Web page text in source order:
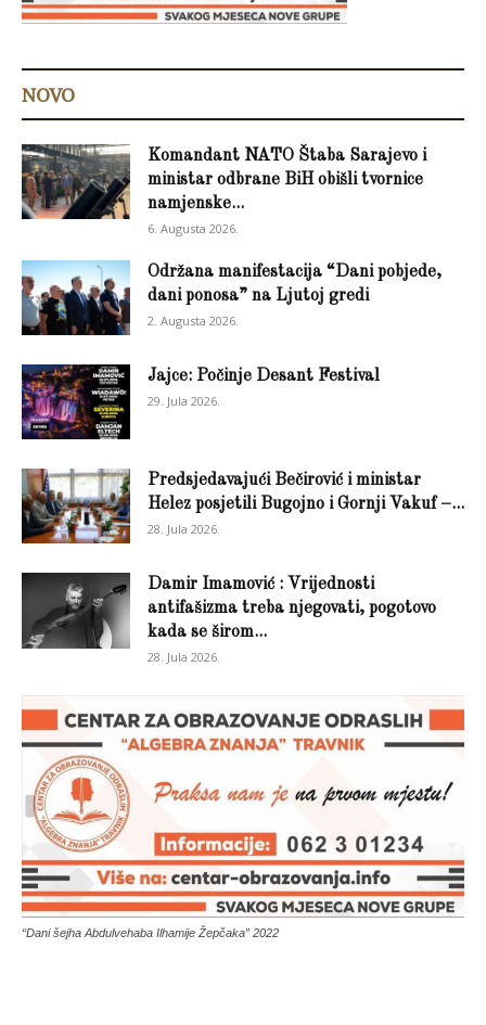
NOVO
Komandant NATO Štaba Sarajevo i
ministar odbrane BiH obišli tvornice
namjenske...
6. Augusta 2026.
Održana manifestacija “Dani pobjede,
dani ponosa” na Ljutoj gredi
2. Augusta 2026.
Jajce: Počinje Desant Festival
29. Jula 2026.
Predsjedavajući Bečirović i ministar
Helez posjetili Bugojno i Gornji Vakuf –...
28. Jula 2026.
Damir Imamović : Vrijednosti
antifašizma treba njegovati, pogotovo
kada se širom...
28. Jula 2026.
“Dani šejha Abdulvehaba Ilhamije Žepčaka” 2022